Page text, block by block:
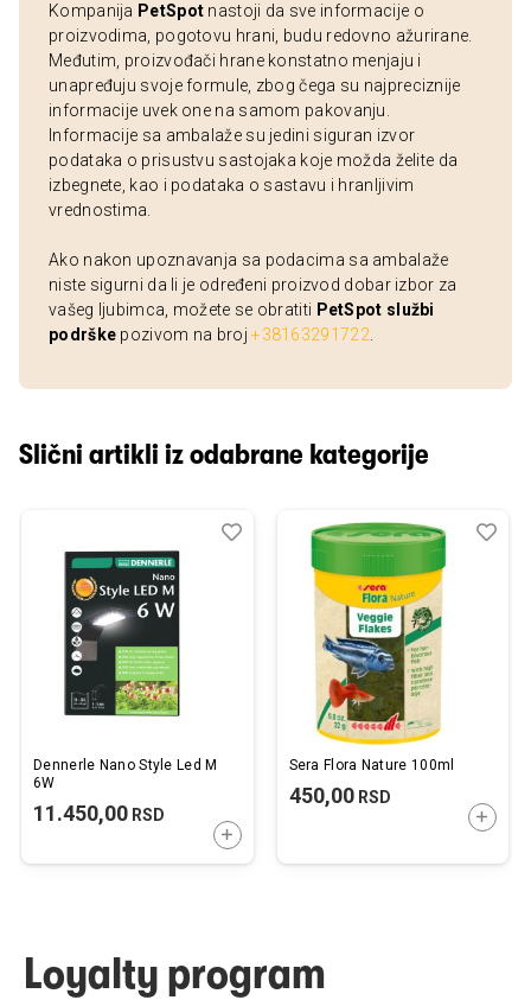
Kompanija PetSpot nastoji da sve informacije o
proizvodima, pogotovu hrani, budu redovno ažurirane.
Međutim, proizvođači hrane konstatno menjaju i
unapređuju svoje formule, zbog čega su najpreciznije
informacije uvek one na samom pakovanju.
Informacije sa ambalaže su jedini siguran izvor
podataka o prisustvu sastojaka koje možda želite da
izbegnete, kao i podataka o sastavu i hranljivim
vrednostima.
Ako nakon upoznavanja sa podacima sa ambalaže
niste sigurni da li je određeni proizvod dobar izbor za
vašeg ljubimca, možete se obratiti PetSpot službi
podrške pozivom na broj+38163291722
Slični artikli iz odabrane kategorije
Dennerle Nano Style Led M
6W
11.450,00 RSD
DODAJTE U KORPU
Dodaj
Uporedi
Sera Flora Nature 100ml
450,00RSD
Loyalty program